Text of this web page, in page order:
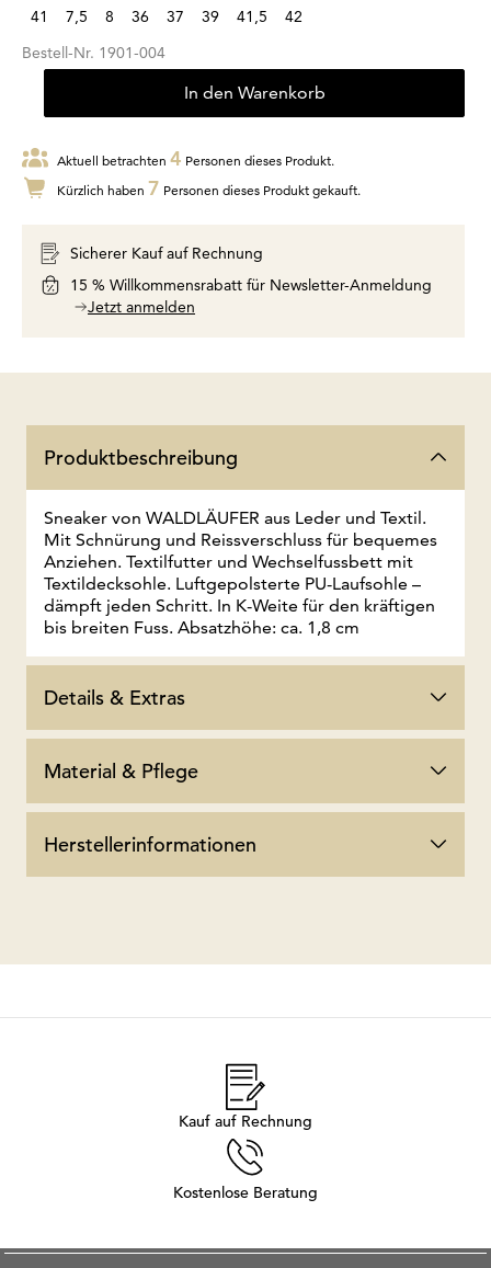
41
7,5 8 36 37 39 41,5
42
Bestell-Nr. 1901-004
In den Warenkorb
Aktuell betrachten 4 Personen dieses Produkt.
Kürzlich haben 7 Personen dieses Produkt gekauft.
Sicherer Kauf auf Rechnung
15 % Willkommensrabatt für Newsletter-Anmeldung
Jetzt anmelden
Produktbeschreibung
Sneaker von WALDLÄUFER aus Leder und Textil.
Mit Schnürung und Reissverschluss für bequemes
Anziehen. Textilfutter und Wechselfussbett mit
Textildecksohle. Luftgepolsterte PU-Laufsohle –
dämpft jeden Schritt. In K-Weite für den kräftigen
bis breiten Fuss. Absatzhöhe: ca. 1,8 cm
Details & Extras
Material & Pflege
Herstellerinformationen
Kauf auf Rechnung
Kostenlose Beratung